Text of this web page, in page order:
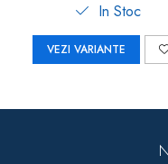
In Stoc
VEZI VARIANTE